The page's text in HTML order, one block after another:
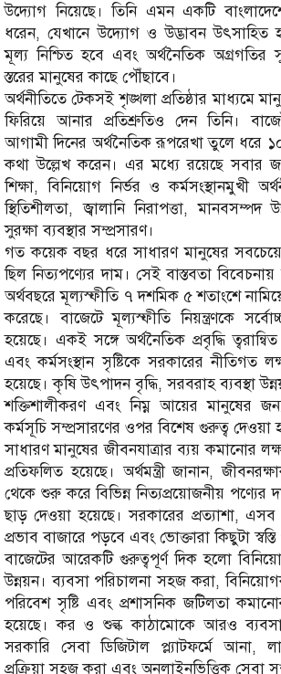
উদ্যোগ নিয়েছে। তিনি এমন একটি
ধরেন, যেখানে উদ্যোগ ও উদ্ভাবন উৎসাহিত
মূল্য নিশ্চিত হবে এবং অর্থনৈতিক অগ্রগতির
স্তরের মানুষের কাছে পৌঁছাবে।
অর্থনীতিতে টেকসই শৃঙ্খলা প্রতিষ্ঠার মাধ্যমে
ফিরিয়ে আনার প্রতিশ্রুতিও দেন তিনি।
আগামী দিনের অর্থনৈতিক রূপরেখা তুলে ধরে
কথা উল্লেখ করেন। এর মধ্যে রয়েছে সবার
শিক্ষা, বিনিয়োগ নির্ভর ও কর্মসংস্থানমুখী
স্থিতিশীলতা, জ্বালানি নিরাপত্তা,
সুরক্ষা ব্যবস্থার সম্প্রসারণ।
গত কয়েক বছর ধরে সাধারণ মানুষের
ছিল নিত্যপণ্যের দাম। সেই বাস্তবতা
অর্থবছরে মূল্যস্ফীতি ৭ দশমিক ৫ শতাংশে
করেছে। বাজেটে মূল্যস্ফীতি নিয়ন্ত্রণকে
হয়েছে। একই সঙ্গে অর্থনৈতিক প্রবৃদ্ধি
এবং কর্মসংস্থান সৃষ্টিকে সরকারের নীতিগত
হয়েছে। কৃষি উৎপাদন বৃদ্ধি, সরবরাহ ব্যবস্থা
শক্তিশালীকরণ এবং নিম্ন আয়ের মানুষের
কর্মসূচি সম্প্রসারণের ওপর বিশেষ গুরুত্ব দেওয়া
সাধারণ মানুষের জীবনযাত্রার ব্যয় কমানোর
প্রতিফলিত হয়েছে। অর্থমন্ত্রী জানান,
থেকে শুরু করে বিভিন্ন নিত্যপ্রয়োজনীয়
ছাড় দেওয়া হয়েছে। সরকারের প্রত্যাশা,
প্রভাব বাজারে পড়বে এবং ভোক্তারা কিছুটা স্বস্তি
বাজেটের আরেকটি গুরুত্বপূর্ণ দিক হলো
উন্নয়ন। ব্যবসা পরিচালনা সহজ করা,
পরিবেশ সৃষ্টি এবং প্রশাসনিক জটিলতা
হয়েছে। কর ও শুল্ক কাঠামোকে আরও ব্যবসা
সরকারি সেবা ডিজিটাল প্ল্যাটফর্মে আনা,
প্রক্রিয়া সহজ করা এবং অনলাইনভিত্তিক সেবা